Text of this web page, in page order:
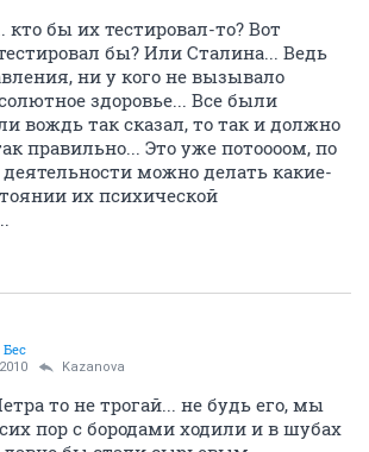
бы их тестировал-то? Вот
бы? Или Сталина... Ведь
ни у кого не вызывало
здоровье... Все были
вождь так сказал, то так и должно
правильно... Это уже потоооом, по
можно делать какие-
их психической
Kazanova
то не трогай... не будь его, мы
пор с бородами ходили и в шубах